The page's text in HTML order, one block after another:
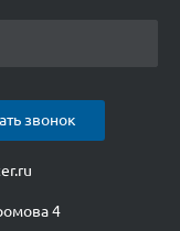
звонок
4